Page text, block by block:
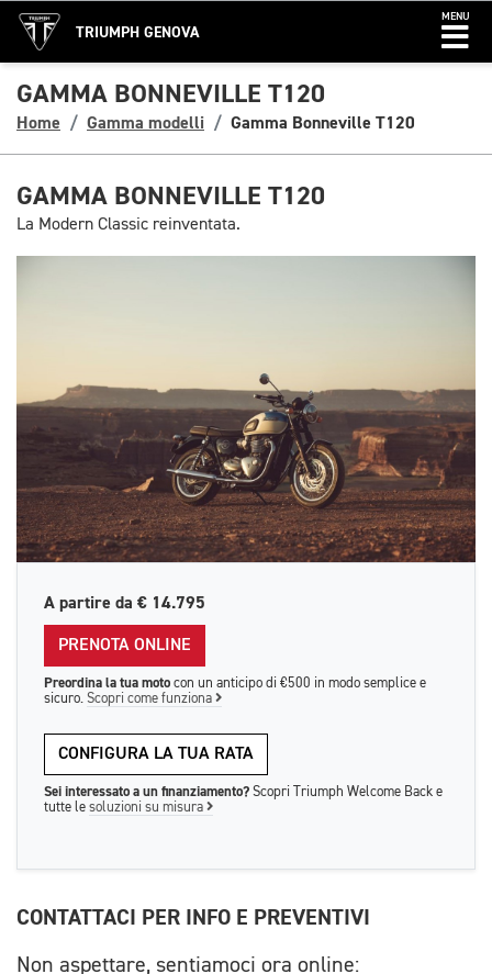
TRIUMPH GENOVA
MENU
GAMMA BONNEVILLE T120
Home Gamma modelli Gamma Bonneville T120
GAMMA BONNEVILLE T120
La Modern Classic reinventata.
A partire da € 14.795
PRENOTA ONLINE
Preordina la tua moto con un anticipo di €500 in modo semplice e
sicuro. Scopri come funziona
CONFIGURA LA TUA RATA
Sei interessato a un finanziamento? Scopri Triumph Welcome Back e
tutte le soluzioni su misura
CONTATTACI PER INFO E PREVENTIVI
Non aspettare, sentiamoci ora online: